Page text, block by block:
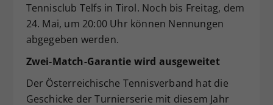
Tennisclub Telfs in Tirol. Noch bis Freitag, dem
24. Mai, um 20:00 Uhr können Nennungen
abgegeben werden.
Zwei-Match-Garantie wird ausgeweitet
Der Österreichische Tennisverband hat die
Geschicke der Turnierserie mit diesem Jahr